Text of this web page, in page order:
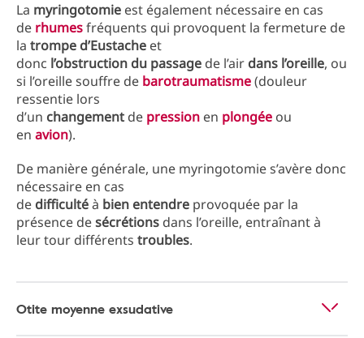
La myringotomie est également nécessaire en cas
de rhumesfréquents qui provoquent la fermeture de
la trompe d’Eustache et
donc l’obstruction du passage de l’air dans l’oreille, ou
si l’oreille souffre de barotraumatisme(douleur
ressentie lors
d’un changement de pression en plongée ou
en avion).
De manière générale, une myringotomie s’avère donc
nécessaire en cas
de difficultéà bien entendre provoquée par la
présence desécrétions dans l’oreille, entraînant à
leur tour différents troubles.
Otite moyenne exsudative